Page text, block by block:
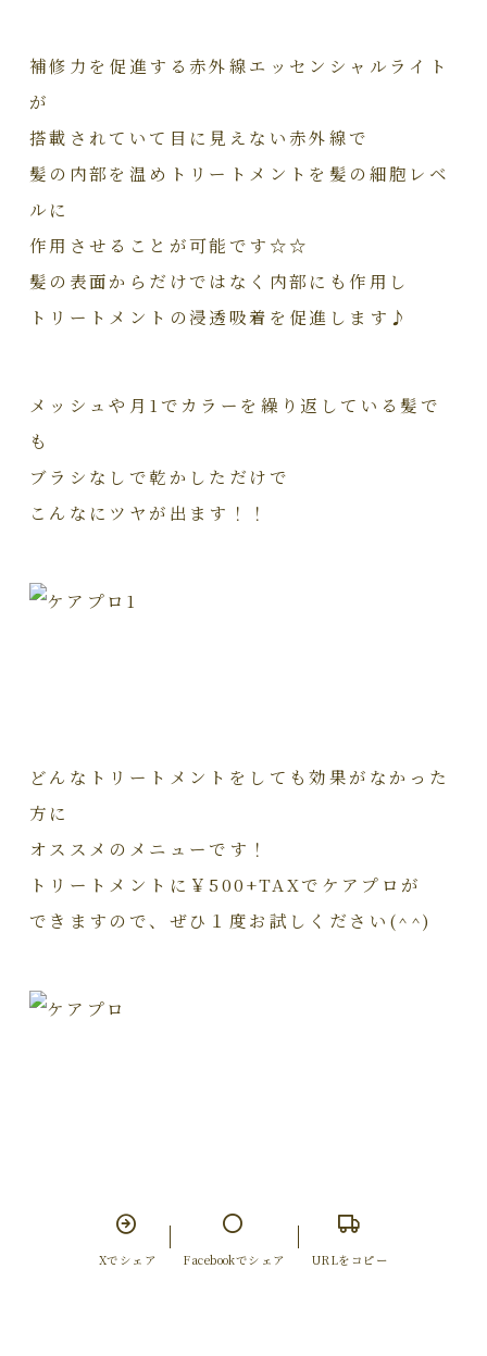
補修力を促進する赤外線エッセンシャルライト
が
搭載されていて目に見えない赤外線で
髪の内部を温めトリートメントを髪の細胞レベ
ルに
作用させることが可能です☆☆
髪の表面からだけではなく内部にも作用し
トリートメントの浸透吸着を促進します♪
メッシュや月1でカラーを繰り返している髪で
も
ブラシなしで乾かしただけで
こんなにツヤが出ます！！
どんなトリートメントをしても効果がなかった
方に
オススメのメニューです！
トリートメントに￥500+TAXでケアプロが
できますので、ぜひ１度お試しください(^^)
Xでシェア Facebookでシェア URLをコピー